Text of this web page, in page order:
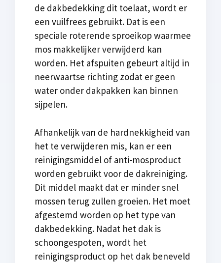
de dakbedekking dit toelaat, wordt er
een vuilfrees gebruikt. Dat is een
speciale roterende sproeikop waarmee
mos makkelijker verwijderd kan
worden. Het afspuiten gebeurt altijd in
neerwaartse richting zodat er geen
water onder dakpakken kan binnen
sijpelen.
Afhankelijk van de hardnekkigheid van
het te verwijderen mis, kan er een
reinigingsmiddel of anti-mosproduct
worden gebruikt voor de dakreiniging.
Dit middel maakt dat er minder snel
mossen terug zullen groeien. Het moet
afgestemd worden op het type van
dakbedekking. Nadat het dak is
schoongespoten, wordt het
reinigingsproduct op het dak beneveld